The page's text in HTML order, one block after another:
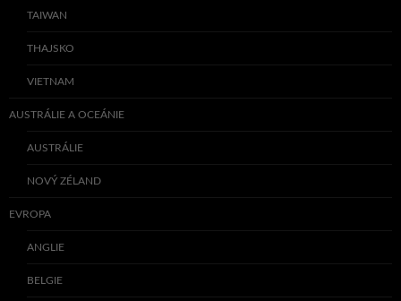
TAIWAN
THAJSKO
VIETNAM
AUSTRÁLIE A OCEÁNIE
AUSTRÁLIE
NOVÝ ZÉLAND
EVROPA
ANGLIE
BELGIE